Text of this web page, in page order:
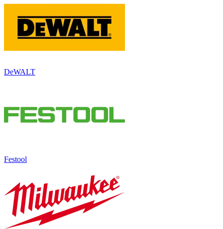
DeWALT
Festool